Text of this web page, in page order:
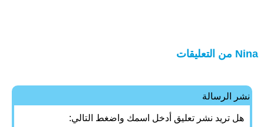
Nina من التعليقات
نشر الرسالة
هل تريد نشر تعليق أدخل اسمك واضغط التالي: